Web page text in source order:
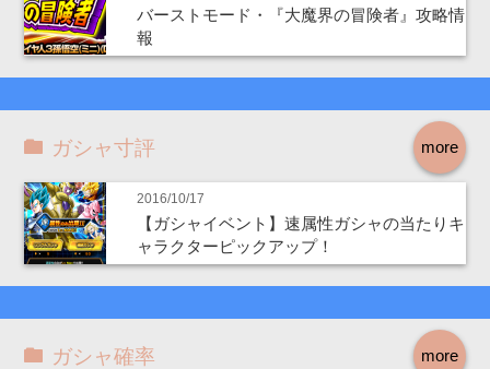
バーストモード・『大魔界の冒険者』攻略情
報
more
ガシャ寸評
2016/10/17
【ガシャイベント】速属性ガシャの当たりキ
ャラクターピックアップ！
more
ガシャ確率